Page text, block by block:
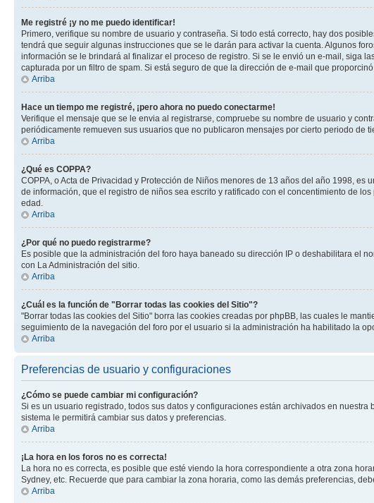
Me registré ¡y no me puedo identificar!
Primero, verifique su nombre de usuario y contraseña. Si todo está correcto, hay dos
tendrá que seguir algunas instrucciones que se le darán para activar la cuenta. Algunos
información se le brindará al finalizar el proceso de registro. Si se le envió un e-mail, siga
capturada por un filtro de spam. Si está seguro de que la dirección de e-mail que
Arriba
Hace un tiempo me registré, ¡pero ahora no puedo conectarme!
Verifique el mensaje que se le envia al registrarse, compruebe su nombre de usuario y
periódicamente remueven sus usuarios que no publicaron mensajes por cierto periodo de
Arriba
¿Qué es COPPA?
COPPA, o Acta de Privacidad y Protección de Niños menores de 13 años del año 1998,
de información, que el registro de niños sea escrito y ratificado con el concentimiento de
edad.
Arriba
¿Por qué no puedo registrarme?
Es posible que la administración del foro haya baneado su dirección IP o deshabilitara el
con La Administración del sitio.
Arriba
¿Cuál es la función de "Borrar todas las cookies del Sitio"?
"Borrar todas las cookies del Sitio" borra las cookies creadas por phpBB, las cuales le
seguimiento de la navegación del foro por el usuario si la administración ha habilitado la
Arriba
Preferencias de usuario y configuraciones
¿Cómo se puede cambiar mi configuración?
Si es un usuario registrado, todos sus datos y configuraciones están archivados en
sistema le permitirá cambiar sus datos y preferencias.
Arriba
¡La hora en los foros no es correcta!
La hora no es correcta, es posible que esté viendo la hora correspondiente a otra zona
Sydney, etc. Recuerde que para cambiar la zona horaria, como las demás preferencias,
Arriba